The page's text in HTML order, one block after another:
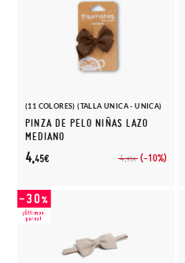
(11 COLORES) (TALLA UNICA - UNICA)
PINZA DE PELO NIÑAS LAZO
MEDIANO
4,95€ (-10%)
4,45€